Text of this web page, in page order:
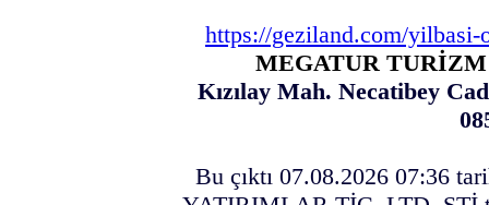
https://geziland.com/
MEGATUR
Kızılay Mah. Necatibey
Bu çıktı 07.08.2026 07:36